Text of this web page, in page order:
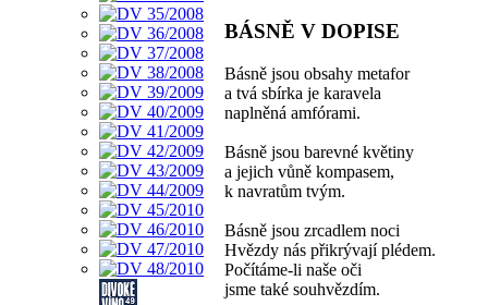
BÁSNĚ V DOPISE
Básně jsou obsahy metafor
a tvá sbírka je karavela
naplněná amfórami.
Básně jsou barevné květiny
a jejich vůně kompasem,
k navratům tvým.
Básně jsou zrcadlem noci
Hvězdy nás přikrývají plédem.
Počítáme-li naše oči
jsme také souhvězdím.